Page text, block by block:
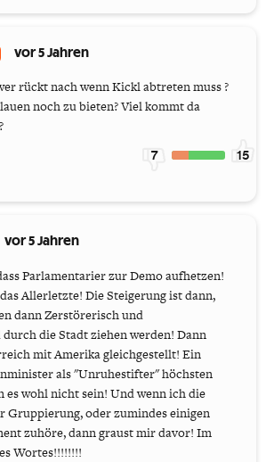
vor 5 Jahren
rückt nach wenn Kickl abtreten muss ?
noch zu bieten? Viel kommt da
7 15
vor 5 Jahren
Parlamentarier zur Demo aufhetzen!
Allerletzte! Die Steigerung ist dann,
dann Zerstörerisch und
die Stadt ziehen werden! Dann
mit Amerika gleichgestellt! Ein
als "Unruhestifter" höchsten
es wohl nicht sein! Und wenn ich die
Gruppierung, oder zumindes einigen
zuhöre, dann graust mir davor! Im
Wortes!!!!!!!!